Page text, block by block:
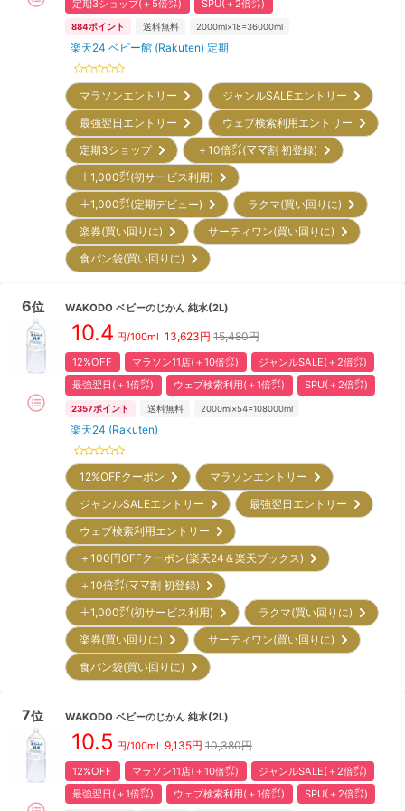
定期3ショップ(＋5倍㌽) SPU(＋2倍㌽)
884ポイント 送料無料 2000ml×18=36000ml
楽天24 ベビー館 (Rakuten) 定期
マラソンエントリー
ジャンルSALEエントリー
最強翌日エントリー
ウェブ検索利用エントリー
定期3ショップ
＋10倍㌽(ママ割 初登録)
＋1,000㌽(初サービス利用)
＋1,000㌽(定期デビュー)
ラクマ(買い回りに)
楽券(買い回りに)
サーティワン(買い回りに)
食パン袋(買い回りに)
6位 WAKODO ベビーのじかん 純水(2L)
10.4 円/100ml 13,623円 15,480円
12%OFF マラソン11店(＋10倍㌽)
ジャンルSALE(＋2倍㌽)
最強翌日(＋1倍㌽)
ウェブ検索利用(＋1倍㌽) SPU(＋2倍㌽)
2357ポイント 送料無料 2000ml×54=108000ml
楽天24 (Rakuten)
12%OFFクーポン
マラソンエントリー
ジャンルSALEエントリー
最強翌日エントリー
ウェブ検索利用エントリー
＋100円OFFクーポン(楽天24＆楽天ブックス)
＋10倍㌽(ママ割 初登録)
＋1,000㌽(初サービス利用)
ラクマ(買い回りに)
楽券(買い回りに)
サーティワン(買い回りに)
食パン袋(買い回りに)
7位 WAKODO ベビーのじかん 純水(2L)
10.5 円/100ml 9,135円 10,380円
12%OFF マラソン11店(＋10倍㌽)
ジャンルSALE(＋2倍㌽)
最強翌日(＋1倍㌽)
ウェブ検索利用(＋1倍㌽) SPU(＋2倍㌽)